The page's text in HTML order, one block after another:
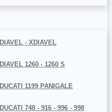
DIAVEL - XDIAVEL
DIAVEL 1260 - 1260 S
DUCATI 1199 PANIGALE
DUCATI 748 - 916 - 996 - 998